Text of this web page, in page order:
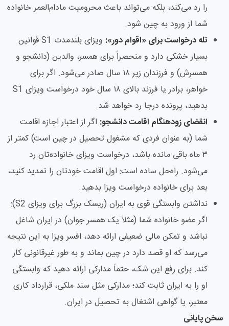
را رد می‌کند، بلکه می‌تواند باعث محرومیت مادام‌العمر خانواده
شما از ورود به چین شود.
تله درخواست برای «اقوام دور»:
ویزای بلندمدت S1 قوانین
بسیار خشکی دارد و منحصراً برای همسر، والدین (دانشجو و
همسرش) و فرزندان زیر ۱۸ سال صادر می‌شود. اگر برای
خواهر، برادر یا فرزند بالای ۱۸ سال خود درخواست ویزای S1
بدهید، پرونده درجا رد خواهد شد.
انقضای زودهنگام اقامت دانشجو: اگر از اعتبار اجازه اقامت
شما (به عنوان فردی که مشغول تحصیل در چین است) کمتر از
۳ ماه باقی مانده باشد، درخواست ویزای خانواده‌تان رد
می‌شود. راه‌حل ساده است: اول اقامت خودتان را تمدید کنید،
بعد برای خانواده درخواست ویزا بدهید.
نداشتن وابستگی قوی به ایران (ریسک بزرگ برای ویزای S2):
اگر عضو خانواده شما (مثلاً یک همسر جوان) در ایران شاغل
نباشد و تمکن مالی ضعیفی ارائه دهد، افسر ویزا به این نتیجه
می‌رسد که او قصد دارد در چین بماند و به طور غیرقانونی کار
کند. برای رفع این شک، حتماً مدارکی ارائه دهید که وابستگی
او را به ایران ثابت کند؛ مدارکی مثل سند ملکی، قرارداد کاری
معتبر، یا گواهی اشتغال به تحصیل در ایران.
سخن پایانی